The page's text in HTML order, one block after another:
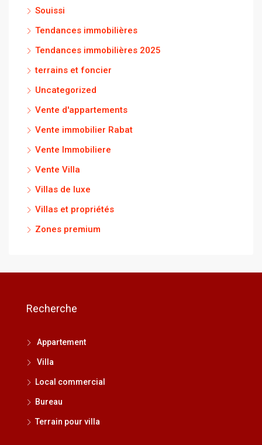
Souissi
Tendances immobilières
Tendances immobilières 2025
terrains et foncier
Uncategorized
Vente d'appartements
Vente immobilier Rabat
Vente Immobiliere
Vente Villa
Villas de luxe
Villas et propriétés
Zones premium
Recherche
Appartement
Villa
Local commercial
Bureau
Terrain pour villa